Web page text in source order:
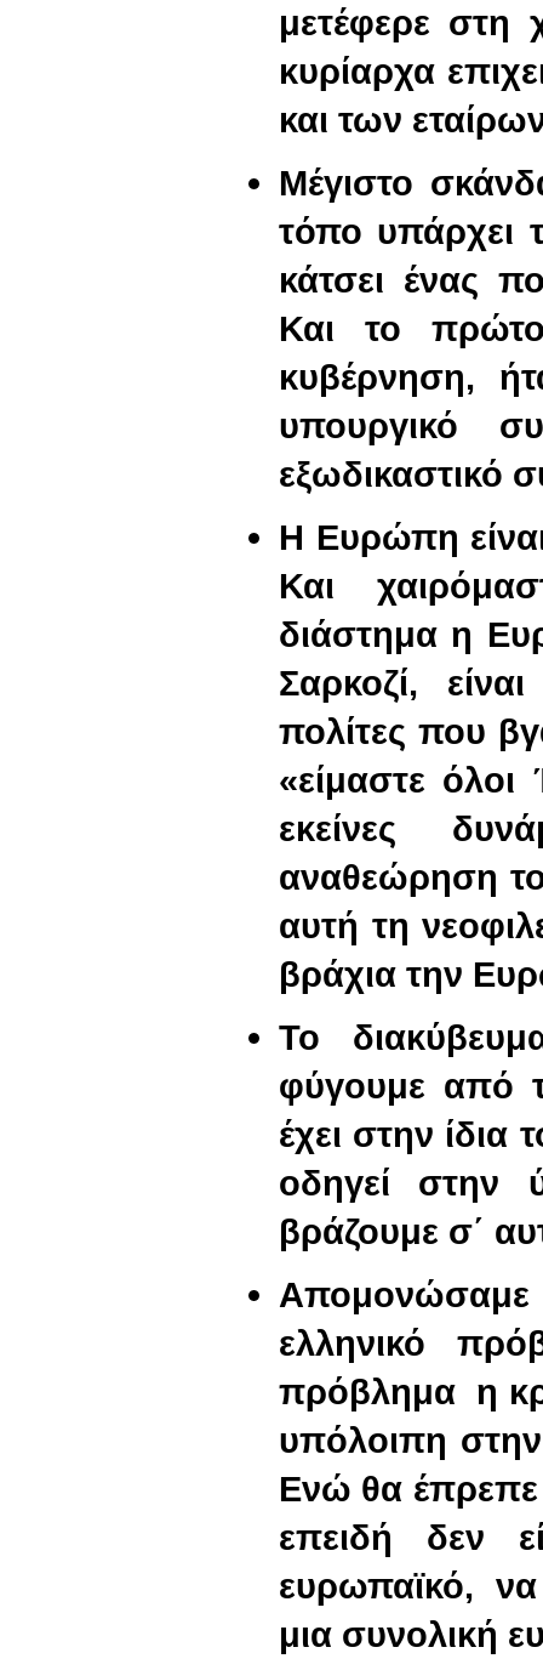
μετέφερε στη
κυρίαρχα
και των
Μέγιστο
τόπο υπάρχει
κάτσει ένας
Και το
κυβέρνηση,
υπουργικό
εξωδικαστικό
Η Ευρώπη
Και
διάστημα η
Σαρκοζί,
πολίτες που
«είμαστε όλοι
εκείνες
αναθεώρηση
αυτή τη
βράχια την
Το
φύγουμε από
έχει στην ίδια
οδηγεί στην
βράζουμε σ΄
ελληνικό
πρόβλημα η
υπόλοιπη
Ενώ θα έπρεπε
επειδή δεν
ευρωπαϊκό, να
μια συνολική